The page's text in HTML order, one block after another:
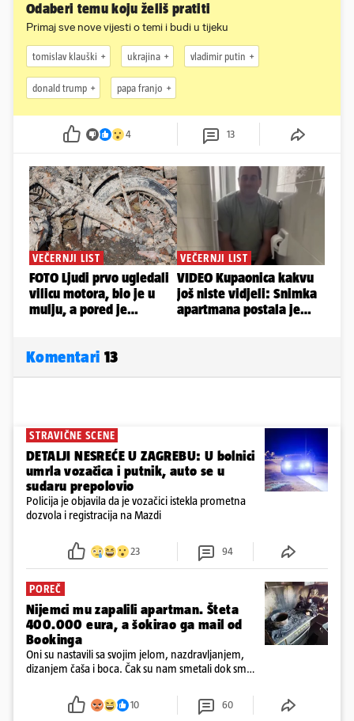
Odaberi temu koju želiš pratiti
Primaj sve nove vijesti o temi i budi u tijeku
tomislav klauški ukrajina vladimir putin
donald trump papa franjo
4 13
Komentari 13
STRAVIČNE SCENE
DETALJI NESREĆE U ZAGREBU: U bolnici
umrla vozačica i putnik, auto se u
sudaru prepolovio
Policija je objavila da je vozačici istekla prometna
dozvola i registracija na Mazdi
23 94
POREČ
Nijemci mu zapalili apartman. Šteta
400.000 eura, a šokirao ga mail od
Bookinga
Oni su nastavili sa svojim jelom, nazdravljanjem,
dizanjem čaša i boca. Čak su nam smetali dok smo
požar, rekao je vlasnik
10 60